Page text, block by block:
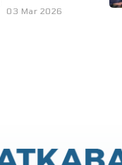
03 Mar 2026